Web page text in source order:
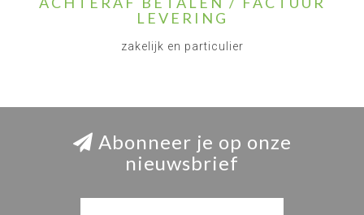
LEVERING
zakelijk en particulier
Abonneer je op onze
nieuwsbrief